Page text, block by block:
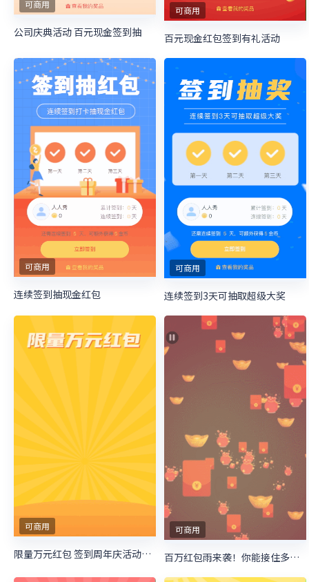
可商用
公司庆典活动 百元现金签到抽
可商用
百元现金红包签到有礼活动
可商用
连续签到抽现金红包
可商用
连续签到3天可抽取超级大奖
可商用
限量万元红包 签到周年庆活动等你来抽
可商用
百万红包雨来袭！你能接住多少现金呢